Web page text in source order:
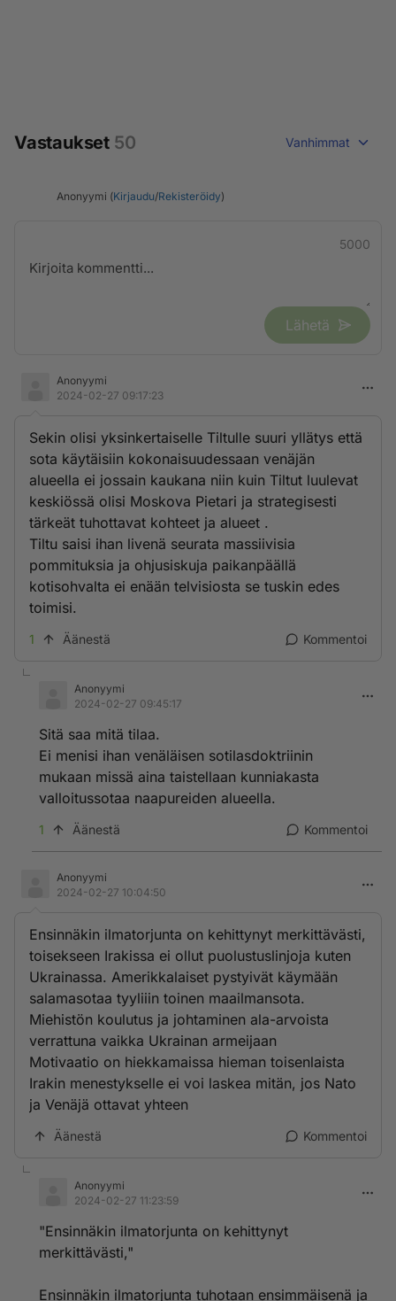
Vastaukset 50 Vanhimmat
Anonyymi (Kirjaudu/Rekisteröidy)
5000
Lähetä
Anonyymi
2024-02-27 09:17:23
Sekin olisi yksinkertaiselle Tiltulle suuri yllätys että
sota käytäisiin kokonaisuudessaan venäjän
alueella ei jossain kaukana niin kuin Tiltut luulevat
keskiössä olisi Moskova Pietari ja strategisesti
tärkeät tuhottavat kohteet ja alueet .
Tiltu saisi ihan livenä seurata massiivisia
pommituksia ja ohjusiskuja paikanpäällä
kotisohvalta ei enään telvisiosta se tuskin edes
toimisi.
1 Äänestä Kommentoi
Anonyymi
2024-02-27 09:45:17
Sitä saa mitä tilaa.
Ei menisi ihan venäläisen sotilasdoktriinin
mukaan missä aina taistellaan kunniakasta
valloitussotaa naapureiden alueella.
1 Äänestä Kommentoi
Anonyymi
2024-02-27 10:04:50
Ensinnäkin ilmatorjunta on kehittynyt merkittävästi,
toisekseen Irakissa ei ollut puolustuslinjoja kuten
Ukrainassa. Amerikkalaiset pystyivät käymään
salamasotaa tyyliiin toinen maailmansota.
Miehistön koulutus ja johtaminen ala-arvoista
verrattuna vaikka Ukrainan armeijaan
Motivaatio on hiekkamaissa hieman toisenlaista
Irakin menestykselle ei voi laskea mitän, jos Nato
ja Venäjä ottavat yhteen
Äänestä Kommentoi
Anonyymi
2024-02-27 11:23:59
"Ensinnäkin ilmatorjunta on kehittynyt
merkittävästi,"
Ensinnäkin ilmatorjunta tuhotaan ensimmäisenä ja